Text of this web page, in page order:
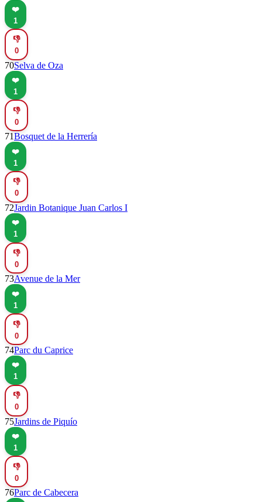
❤️
1
👎
0
70Selva de Oza
❤️
1
👎
0
71Bosquet de la Herrería
❤️
1
👎
0
72Jardin Botanique Juan Carlos I
❤️
1
👎
0
73Avenue de la Mer
❤️
1
👎
0
74Parc du Caprice
❤️
1
👎
0
75Jardins de Piquío
❤️
1
👎
0
76Parc de Cabecera